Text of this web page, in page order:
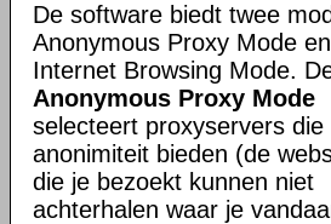
De software biedt twee
Anonymous Proxy Mode
Internet Browsing Mode.
Anonymous Proxy Mode
selecteert proxyservers die
anonimiteit bieden (de
die je bezoekt kunnen niet
achterhalen waar je